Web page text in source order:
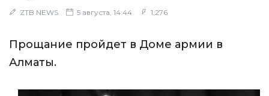
ZTB NEWS 5 августа, 14:44 1,276
Прощание пройдет в Доме армии в
Алматы.